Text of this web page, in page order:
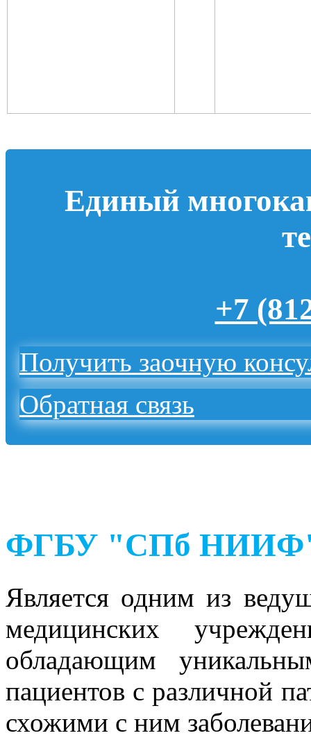
Единый
+7
Получить заочную
Обратная связь
ФГБУ "СПб НИИФ"
Является одним из
медицинских
обладающим
пациентов с различной
схожими с ним